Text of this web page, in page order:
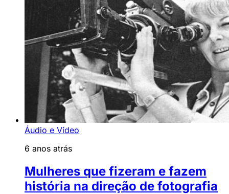
Áudio e Vídeo
6 anos atrás
Mulheres que fizeram e fazem
história na direção de fotografia